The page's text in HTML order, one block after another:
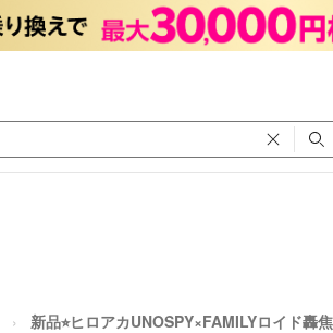
新品⭐︎ヒロアカUNOSPY×FAMILYロイド轟